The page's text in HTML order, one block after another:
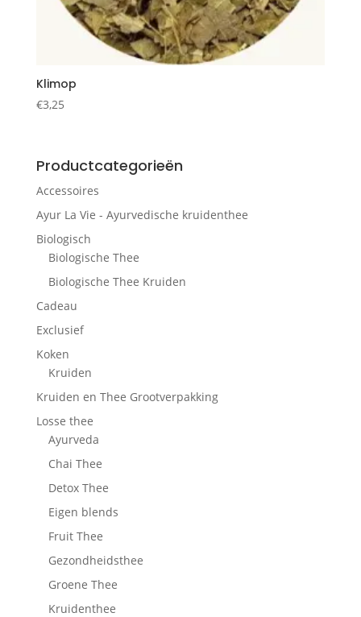
Klimop
€3,25
Productcategorieën
Accessoires
Ayur La Vie - Ayurvedische kruidenthee
Biologisch
Biologische Thee
Biologische Thee Kruiden
Cadeau
Exclusief
Koken
Kruiden
Kruiden en Thee Grootverpakking
Losse thee
Ayurveda
Chai Thee
Detox Thee
Eigen blends
Fruit Thee
Gezondheidsthee
Groene Thee
Kruidenthee